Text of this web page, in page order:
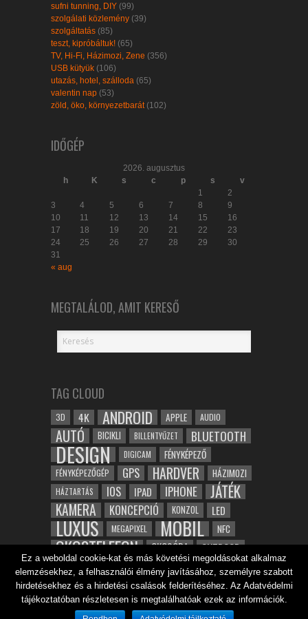
sufni tunning, DIY (99)
szolgálati közlemény (39)
szolgáltatás (85)
teszt, kipróbáltuk! (65)
TV, Hi-Fi, Házimozi, Zene (356)
USB kütyük (106)
utazás, hotel, szálloda (65)
valentin nap (53)
zöld, öko, környezetbarát (102)
IDŐGÉP
2026. augusztus
h
K s c p s
v
1
2
3
4 5 6 7 8
9
10
11 12 13 14 15
16
17
18 19 20 21 22
23
24
25 26 27 28 29
30
31
« aug
MEGTALÁLOD, AMIT KERESŐ
TAG CLOUD
3D 4K ANDROID APPLE AUDIO
AUTÓ BICIKLI BILLENTYŰZET BLUETOOTH
DESIGN DIGICAM FÉNYKÉPEZŐ
FÉNYKÉPEZŐGÉP GPS HARDVER HÁZIMOZI
HÁZTARTÁS IOS IPAD IPHONE JÁTÉK
KAMERA KONCEPCIÓ KONZOL LED
LUXUS MEGAPIXEL MOBIL NFC
OKOSTELEFON OKOSÓRA OUTDOOR
ROBOT SAMSUNG SPORT TABLET
TESZT VIDEÓ VÍZÁLLÓ WIFI ZENE ZÖLD
ÉPÍTÉSZET ÉRINTŐKÉPERNYŐ ÓRA
Ez a weboldal cookie-kat és más követési megoldásokat alkalmaz
elemzésekhez, a felhasználói élmény javításához, személyre szabott
hirdetésekhez és a hirdetési csalások felderítéséhez. Az Adatvédelmi
tájékoztatóban részletesen is megtalálhatóak ezek az információk.